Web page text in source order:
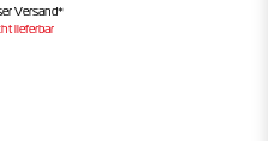
lieferbar